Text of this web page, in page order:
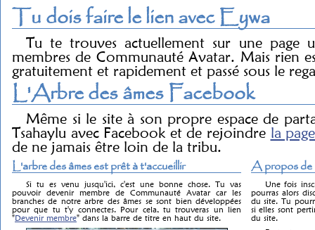
Tu dois faire le lien avec Eywa
Tu te trouves actuellement sur une page
membres de Communauté Avatar. Mais rien
gratuitement et rapidement et passé sous le
L'Arbre des âmes Facebook
Même si le site à son propre espace de
Tsahaylu avec Facebook et de rejoindre la
de ne jamais être loin de la tribu.
A propos de
Une fois
pourras alors
du site. Tu
si elles sont
du site.
L'arbre des âmes est prêt à t'accueillir
Si tu es venu jusqu'ici, c'est une bonne chose. Tu vas
pouvoir devenir membre de Communauté Avatar car les
branches de notre arbre des âmes se sont bien développées
pour que tu t'y connectes. Pour cela, tu trouveras un lien
"Devenir membre" dans la barre de titre en haut du site.